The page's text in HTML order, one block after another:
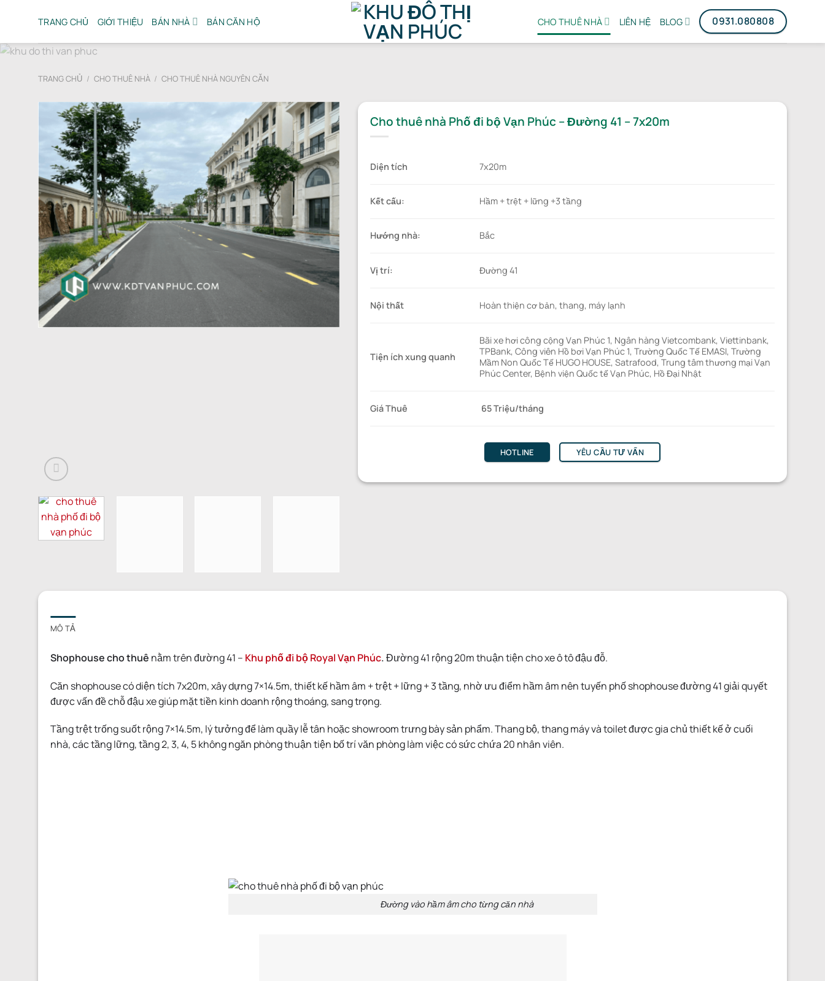
dung
TRANG CHỦ GIỚI THIỆU BÁN NHÀ BÁN CĂN HỘ CHO THUÊ NHÀ LIÊN HỆ BLOG 0931.080808
TRANG CHỦ / CHO THUÊ NHÀ / CHO THUÊ NHÀ NGUYÊN CĂN
Cho thuê nhà Phố đi bộ Vạn Phúc – Đường 41 – 7x20m
Diện tích 7x20m
Kết cấu: Hầm + trệt + lững +3 tầng
Hướng nhà: Bắc
Vị trí: Đường 41
Nội thất Hoàn thiện cơ bản, thang, máy lạnh
Tiện ích xung quanh
Bãi xe hơi công cộng Vạn Phúc 1, Ngân hàng Vietcombank, Viettinbank,
TPBank, Công viên Hồ bơi Vạn Phúc 1, Trường Quốc Tế EMASI, Trường
Mầm Non Quốc Tế HUGO HOUSE, Satrafood, Trung tâm thương mại Vạn
Phúc Center, Bệnh viện Quốc tế Vạn Phúc, Hồ Đại Nhật
Giá Thuê 65 Triệu/tháng
HOTLINE YÊU CẦU TƯ VẤN
MÔ TẢ
Shophouse cho thuê nằm trên đường 41 – Khu phố đi bộ Royal Vạn Phúc.Đường 41 rộng 20m thuận tiện cho xe ô tô đậu đỗ.
Căn shophouse có diện tích 7x20m, xây dựng 7×14.5m, thiết kế hầm âm + trệt + lững + 3 tầng, nhờ ưu điểm hầm âm nên tuyến phố shophouse đường 41 giải quyết
được vấn đề chỗ đậu xe giúp mặt tiền kinh doanh rộng thoáng, sang trọng.
Tầng trệt trống suốt rộng 7×14.5m, lý tưởng để làm quầy lễ tân hoặc showroom trưng bày sản phẩm. Thang bộ, thang máy và toilet được gia chủ thiết kế ở cuối
nhà, các tầng lững, tầng 2, 3, 4, 5 không ngăn phòng thuận tiện bố trí văn phòng làm việc có sức chứa 20 nhân viên.
Đường vào hầm âm cho từng căn nhà